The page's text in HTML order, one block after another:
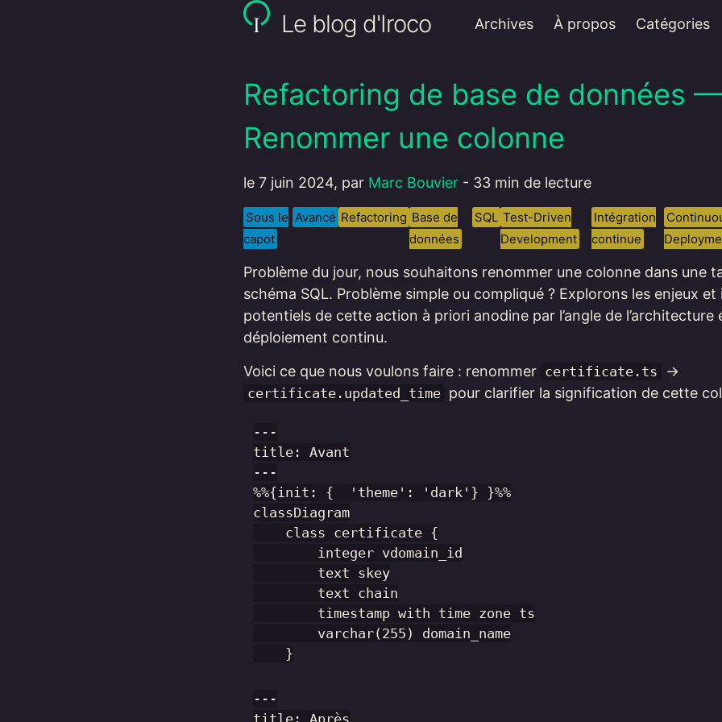
Le blog d'Iroco Archives À propos Catégories
Refactoring de base de données —
Renommer une colonne
le 7 juin 2024, par Marc Bouvier - 33 min de lecture
Sous le
capot
Avancé Refactoring Base de
données
SQL Test-Driven
Development
Intégration
continue
Problème du jour, nous souhaitons renommer une colonne dans une
schéma SQL. Problème simple ou compliqué ? Explorons les enjeux
potentiels de cette action à priori anodine par l’angle de l’architecture
déploiement continu.
Voici ce que nous voulons faire : renommer certificate.ts ->
certificate.updated_time pour clarifier la signification de cette
---
title: Avant
---
%%{init: {  'theme': 'dark'} }%%
classDiagram
    class certificate {
        integer vdomain_id
        text skey
        text chain
        timestamp with time zone ts
        varchar(255) domain_name
---
title: Après